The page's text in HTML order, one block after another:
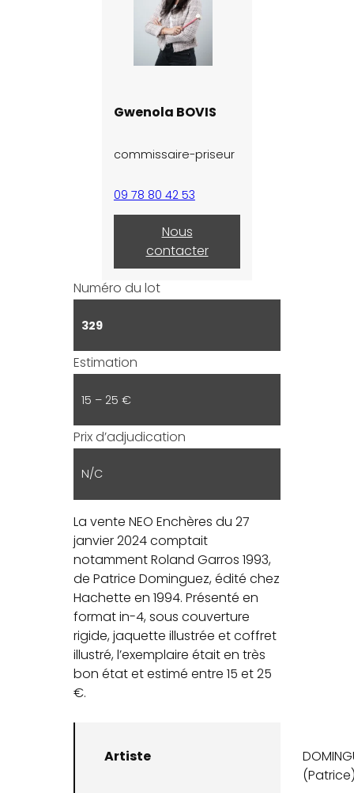
Gwenola BOVIS
commissaire-priseur
09 78 80 42 53
Nous
contacter
Numéro du lot
329
Estimation
15 – 25 €
Prix d’adjudication
N/C
La vente NEO Enchères du 27
janvier 2024 comptait
notamment Roland Garros 1993,
de Patrice Dominguez, édité chez
Hachette en 1994. Présenté en
format in-4, sous couverture
rigide, jaquette illustrée et coffret
illustré, l’exemplaire était en très
bon état et estimé entre 15 et 25
€.
Artiste